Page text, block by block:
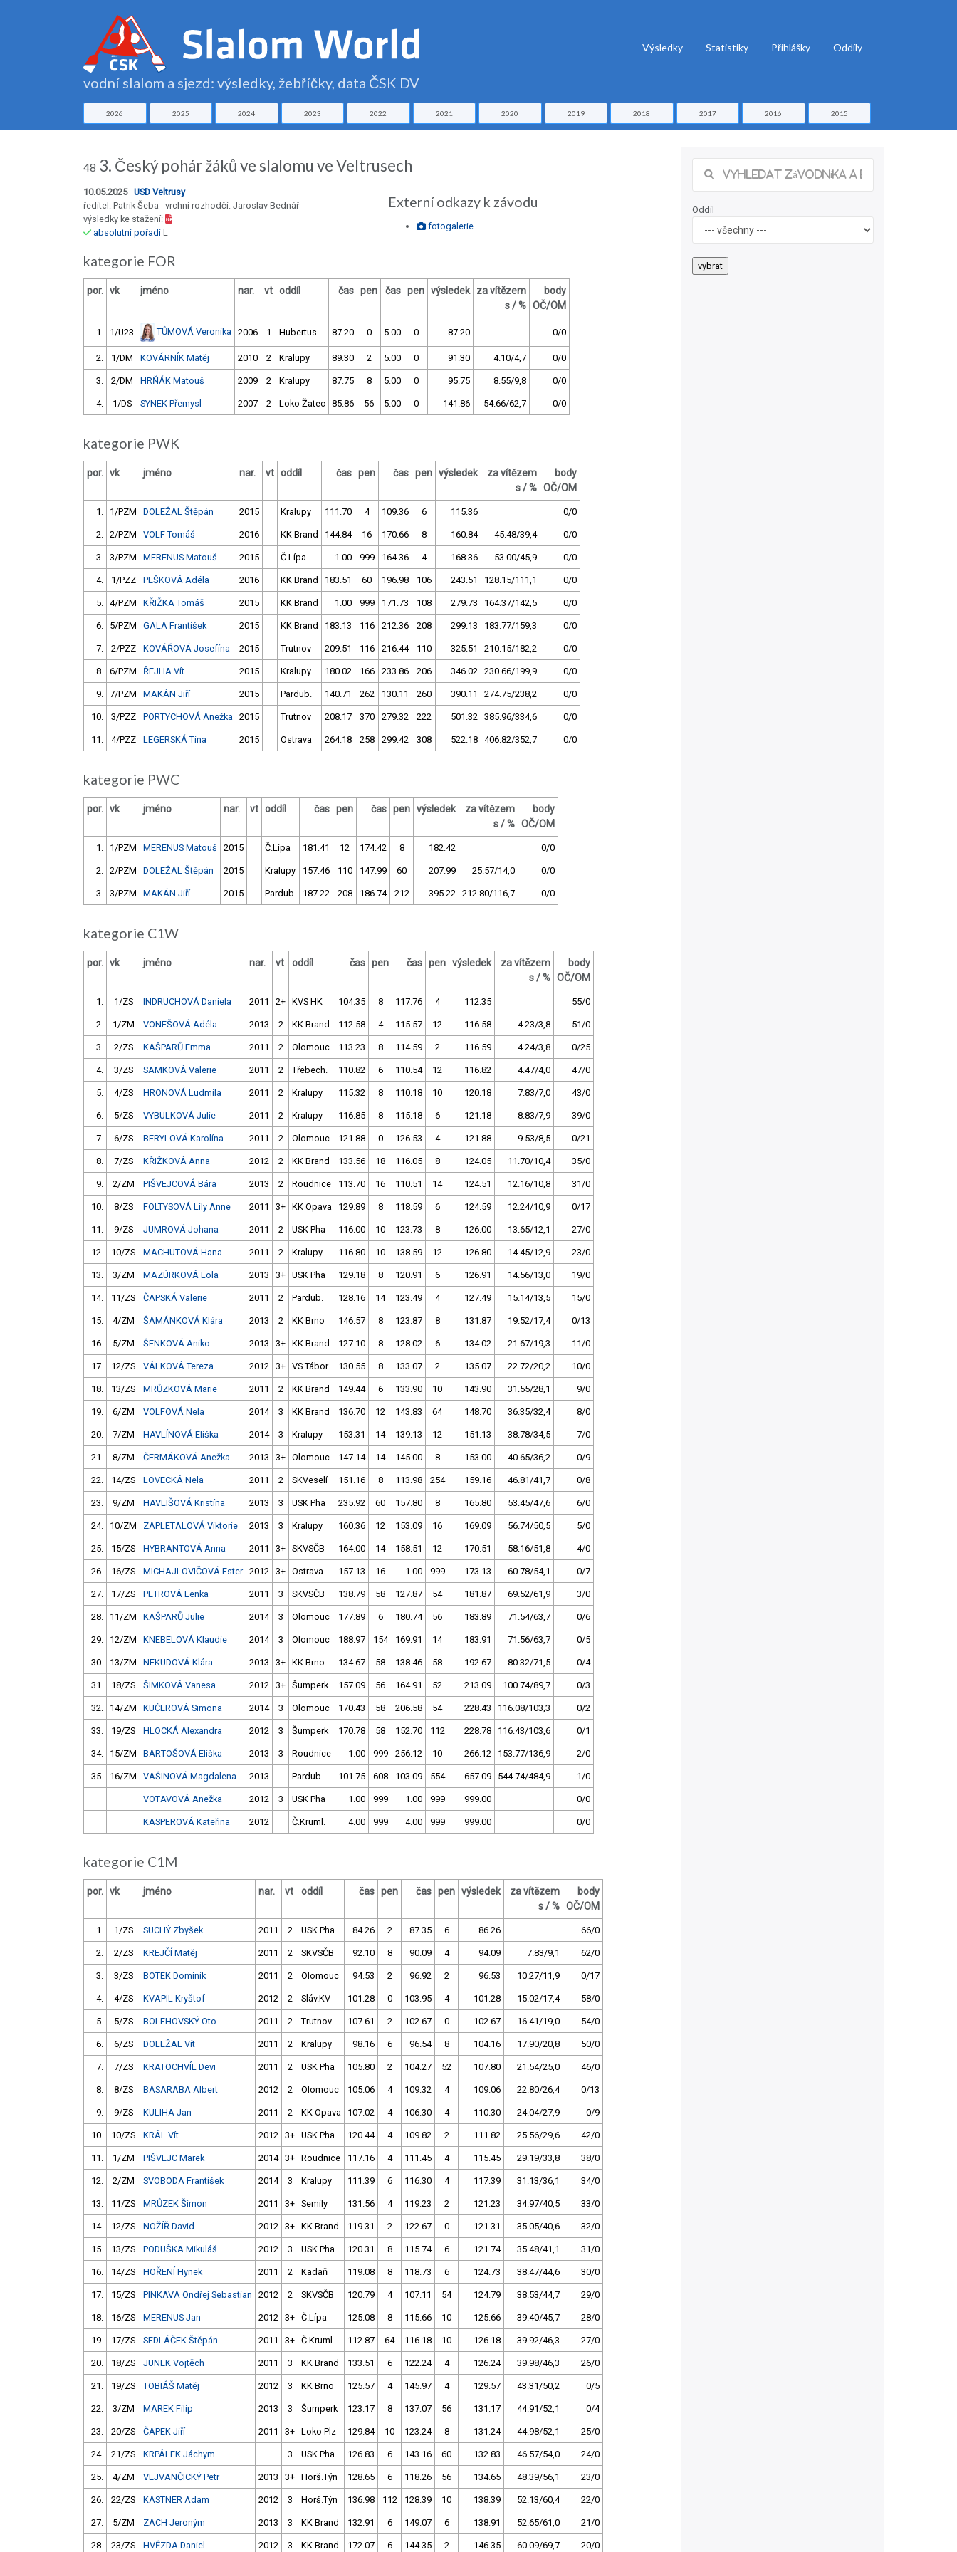
vodní slalom a sjezd: výsledky, žebříčky, data ČSK DV
Výsledky Statistiky Přihlášky Oddíly
2026 2025 2024 2023 2022 2021 2020 2019 2018 2017 2016 2015
48 3. Český pohár žáků ve slalomu ve Veltrusech
10.05.2025 USD Veltrusy
ředitel: Patrik Šeba vrchní rozhodčí: Jaroslav Bednář
výsledky ke stažení:
absolutní pořadíL
Externí odkazy k závodu
fotogalerie
kategorie FOR
por. vk jméno nar. vt oddíl čas pen čas pen výsledek
za vítězem
s / %
body
OČ/OM
1. 1/U23 TŮMOVÁ Veronika 2006 1 Hubertus 87.20 0 5.00 0 87.20 0/0
2. 1/DM KOVÁRNÍK Matěj 2010 2 Kralupy 89.30 2 5.00 0 91.30 4.10/4,7 0/0
3. 2/DM HRŇÁK Matouš 2009 2 Kralupy 87.75 8 5.00 0 95.75 8.55/9,8 0/0
4. 1/DS SYNEK Přemysl 2007 2 Loko Žatec 85.86 56 5.00 0 141.86 54.66/62,7 0/0
kategorie PWK
por. vk jméno nar. vt oddíl čas pen čas pen výsledek
za vítězem
s / %
body
OČ/OM
1. 1/PZM DOLEŽAL Štěpán 2015 Kralupy 111.70 4 109.36 6 115.36 0/0
2. 2/PZM VOLF Tomáš 2016 KK Brand 144.84 16 170.66 8 160.84 45.48/39,4 0/0
3. 3/PZM MERENUS Matouš 2015 Č.Lípa 1.00 999 164.36 4 168.36 53.00/45,9 0/0
4. 1/PZZ PEŠKOVÁ Adéla 2016 KK Brand 183.51 60 196.98 106 243.51 128.15/111,1 0/0
5. 4/PZM KŘIŽKA Tomáš 2015 KK Brand 1.00 999 171.73 108 279.73 164.37/142,5 0/0
6. 5/PZM GALA František 2015 KK Brand 183.13 116 212.36 208 299.13 183.77/159,3 0/0
7. 2/PZZ KOVÁŘOVÁ Josefína 2015 Trutnov 209.51 116 216.44 110 325.51 210.15/182,2 0/0
8. 6/PZM ŘEJHA Vít 2015 Kralupy 180.02 166 233.86 206 346.02 230.66/199,9 0/0
9. 7/PZM MAKÁN Jiří 2015 Pardub. 140.71 262 130.11 260 390.11 274.75/238,2 0/0
10. 3/PZZ PORTYCHOVÁ Anežka 2015 Trutnov 208.17 370 279.32 222 501.32 385.96/334,6 0/0
11. 4/PZZ LEGERSKÁ Tina 2015 Ostrava 264.18 258 299.42 308 522.18 406.82/352,7 0/0
kategorie PWC
por. vk jméno nar. vt oddíl čas pen čas pen výsledek
za vítězem
s / %
body
OČ/OM
1. 1/PZM MERENUS Matouš 2015 Č.Lípa 181.41 12 174.42 8 182.42 0/0
2. 2/PZM DOLEŽAL Štěpán 2015 Kralupy 157.46 110 147.99 60 207.99 25.57/14,0 0/0
3. 3/PZM MAKÁN Jiří 2015 Pardub. 187.22 208 186.74 212 395.22 212.80/116,7 0/0
kategorie C1W
por. vk jméno nar. vt oddíl čas pen čas pen výsledek
za vítězem
s / %
body
OČ/OM
1. 1/ZS INDRUCHOVÁ Daniela 2011 2+ KVS HK 104.35 8 117.76 4 112.35 55/0
2. 1/ZM VONEŠOVÁ Adéla 2013 2 KK Brand 112.58 4 115.57 12 116.58 4.23/3,8 51/0
3. 2/ZS KAŠPARŮ Emma 2011 2 Olomouc 113.23 8 114.59 2 116.59 4.24/3,8 0/25
4. 3/ZS SAMKOVÁ Valerie 2011 2 Třebech. 110.82 6 110.54 12 116.82 4.47/4,0 47/0
5. 4/ZS HRONOVÁ Ludmila 2011 2 Kralupy 115.32 8 110.18 10 120.18 7.83/7,0 43/0
6. 5/ZS VYBULKOVÁ Julie 2011 2 Kralupy 116.85 8 115.18 6 121.18 8.83/7,9 39/0
7. 6/ZS BERYLOVÁ Karolína 2011 2 Olomouc 121.88 0 126.53 4 121.88 9.53/8,5 0/21
8. 7/ZS KŘIŽKOVÁ Anna 2012 2 KK Brand 133.56 18 116.05 8 124.05 11.70/10,4 35/0
9. 2/ZM PIŠVEJCOVÁ Bára 2013 2 Roudnice 113.70 16 110.51 14 124.51 12.16/10,8 31/0
10. 8/ZS FOLTYSOVÁ Lily Anne 2011 3+ KK Opava 129.89 8 118.59 6 124.59 12.24/10,9 0/17
11. 9/ZS JUMROVÁ Johana 2011 2 USK Pha 116.00 10 123.73 8 126.00 13.65/12,1 27/0
12. 10/ZS MACHUTOVÁ Hana 2011 2 Kralupy 116.80 10 138.59 12 126.80 14.45/12,9 23/0
13. 3/ZM MAZÚRKOVÁ Lola 2013 3+ USK Pha 129.18 8 120.91 6 126.91 14.56/13,0 19/0
14. 11/ZS ČAPSKÁ Valerie 2011 2 Pardub. 128.16 14 123.49 4 127.49 15.14/13,5 15/0
15. 4/ZM ŠAMÁNKOVÁ Klára 2013 2 KK Brno 146.57 8 123.87 8 131.87 19.52/17,4 0/13
16. 5/ZM ŠENKOVÁ Aniko 2013 3+ KK Brand 127.10 8 128.02 6 134.02 21.67/19,3 11/0
17. 12/ZS VÁLKOVÁ Tereza 2012 3+ VS Tábor 130.55 8 133.07 2 135.07 22.72/20,2 10/0
18. 13/ZS MRŮZKOVÁ Marie 2011 2 KK Brand 149.44 6 133.90 10 143.90 31.55/28,1 9/0
19. 6/ZM VOLFOVÁ Nela 2014 3 KK Brand 136.70 12 143.83 64 148.70 36.35/32,4 8/0
20. 7/ZM HAVLÍNOVÁ Eliška 2014 3 Kralupy 153.31 14 139.13 12 151.13 38.78/34,5 7/0
21. 8/ZM ČERMÁKOVÁ Anežka 2013 3+ Olomouc 147.14 14 145.00 8 153.00 40.65/36,2 0/9
22. 14/ZS LOVECKÁ Nela 2011 2 SKVeselí 151.16 8 113.98 254 159.16 46.81/41,7 0/8
23. 9/ZM HAVLIŠOVÁ Kristína 2013 3 USK Pha 235.92 60 157.80 8 165.80 53.45/47,6 6/0
24. 10/ZM ZAPLETALOVÁ Viktorie 2013 3 Kralupy 160.36 12 153.09 16 169.09 56.74/50,5 5/0
25. 15/ZS HYBRANTOVÁ Anna 2011 3+ SKVSČB 164.00 14 158.51 12 170.51 58.16/51,8 4/0
26. 16/ZS MICHAJLOVIČOVÁ Ester 2012 3+ Ostrava 157.13 16 1.00 999 173.13 60.78/54,1 0/7
27. 17/ZS PETROVÁ Lenka 2011 3 SKVSČB 138.79 58 127.87 54 181.87 69.52/61,9 3/0
28. 11/ZM KAŠPARŮ Julie 2014 3 Olomouc 177.89 6 180.74 56 183.89 71.54/63,7 0/6
29. 12/ZM KNEBELOVÁ Klaudie 2014 3 Olomouc 188.97 154 169.91 14 183.91 71.56/63,7 0/5
30. 13/ZM NEKUDOVÁ Klára 2013 3+ KK Brno 134.67 58 138.46 58 192.67 80.32/71,5 0/4
31. 18/ZS ŠIMKOVÁ Vanesa 2012 3+ Šumperk 157.09 56 164.91 52 213.09 100.74/89,7 0/3
32. 14/ZM KUČEROVÁ Simona 2014 3 Olomouc 170.43 58 206.58 54 228.43 116.08/103,3 0/2
33. 19/ZS HLOCKÁ Alexandra 2012 3 Šumperk 170.78 58 152.70 112 228.78 116.43/103,6 0/1
34. 15/ZM BARTOŠOVÁ Eliška 2013 3 Roudnice 1.00 999 256.12 10 266.12 153.77/136,9 2/0
35. 16/ZM VAŠINOVÁ Magdalena 2013 Pardub. 101.75 608 103.09 554 657.09 544.74/484,9 1/0
VOTAVOVÁ Anežka 2012 3 USK Pha 1.00 999 1.00 999 999.00 0/0
KASPEROVÁ Kateřina 2012 Č.Kruml. 4.00 999 4.00 999 999.00 0/0
kategorie C1M
por. vk jméno nar. vt oddíl čas pen čas pen výsledek
za vítězem
s / %
body
OČ/OM
1. 1/ZS SUCHÝ Zbyšek 2011 2 USK Pha 84.26 2 87.35 6 86.26 66/0
2. 2/ZS KREJČÍ Matěj 2011 2 SKVSČB 92.10 8 90.09 4 94.09 7.83/9,1 62/0
3. 3/ZS BOTEK Dominik 2011 2 Olomouc 94.53 2 96.92 2 96.53 10.27/11,9 0/17
4. 4/ZS KVAPIL Kryštof 2012 2 Sláv.KV 101.28 0 103.95 4 101.28 15.02/17,4 58/0
5. 5/ZS BOLEHOVSKÝ Oto 2011 2 Trutnov 107.61 2 102.67 0 102.67 16.41/19,0 54/0
6. 6/ZS DOLEŽAL Vít 2011 2 Kralupy 98.16 6 96.54 8 104.16 17.90/20,8 50/0
7. 7/ZS KRATOCHVÍL Devi 2011 2 USK Pha 105.80 2 104.27 52 107.80 21.54/25,0 46/0
8. 8/ZS BASARABA Albert 2012 2 Olomouc 105.06 4 109.32 4 109.06 22.80/26,4 0/13
9. 9/ZS KULIHA Jan 2011 2 KK Opava 107.02 4 106.30 4 110.30 24.04/27,9 0/9
10. 10/ZS KRÁL Vít 2012 3+ USK Pha 120.44 4 109.82 2 111.82 25.56/29,6 42/0
11. 1/ZM PIŠVEJC Marek 2014 3+ Roudnice 117.16 4 111.45 4 115.45 29.19/33,8 38/0
12. 2/ZM SVOBODA František 2014 3 Kralupy 111.39 6 116.30 4 117.39 31.13/36,1 34/0
13. 11/ZS MRŮZEK Šimon 2011 3+ Semily 131.56 4 119.23 2 121.23 34.97/40,5 33/0
14. 12/ZS NOŽÍŘ David 2012 3+ KK Brand 119.31 2 122.67 0 121.31 35.05/40,6 32/0
15. 13/ZS PODUŠKA Mikuláš 2012 3 USK Pha 120.31 8 115.74 6 121.74 35.48/41,1 31/0
16. 14/ZS HOŘENÍ Hynek 2011 2 Kadaň 119.08 8 118.73 6 124.73 38.47/44,6 30/0
17. 15/ZS PINKAVA Ondřej Sebastian 2012 2 SKVSČB 120.79 4 107.11 54 124.79 38.53/44,7 29/0
18. 16/ZS MERENUS Jan 2012 3+ Č.Lípa 125.08 8 115.66 10 125.66 39.40/45,7 28/0
19. 17/ZS SEDLÁČEK Štěpán 2011 3+ Č.Kruml. 112.87 64 116.18 10 126.18 39.92/46,3 27/0
20. 18/ZS JUNEK Vojtěch 2011 3 KK Brand 133.51 6 122.24 4 126.24 39.98/46,3 26/0
21. 19/ZS TOBIÁŠ Matěj 2012 3 KK Brno 125.57 4 145.97 4 129.57 43.31/50,2 0/5
22. 3/ZM MAREK Filip 2013 3 Šumperk 123.17 8 137.07 56 131.17 44.91/52,1 0/4
23. 20/ZS ČAPEK Jiří 2011 3+ Loko Plz 129.84 10 123.24 8 131.24 44.98/52,1 25/0
24. 21/ZS KRPÁLEK Jáchym 3 USK Pha 126.83 6 143.16 60 132.83 46.57/54,0 24/0
25. 4/ZM VEJVANČICKÝ Petr 2013 3+ Horš.Týn 128.65 6 118.26 56 134.65 48.39/56,1 23/0
26. 22/ZS KASTNER Adam 2012 3 Horš.Týn 136.98 112 128.39 10 138.39 52.13/60,4 22/0
27. 5/ZM ZACH Jeroným 2013 3 KK Brand 132.91 6 149.07 6 138.91 52.65/61,0 21/0
28. 23/ZS HVĚZDA Daniel 2012 3 KK Brand 172.07 6 144.35 2 146.35 60.09/69,7 20/0
Oddíl